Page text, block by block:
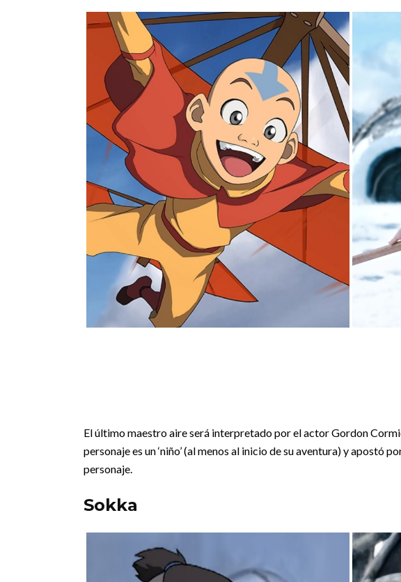
El último maestro aire será interpretado por el actor Gordon
personaje es un ‘niño’ (al menos al inicio de su aventura) y apostó
personaje.
Sokka